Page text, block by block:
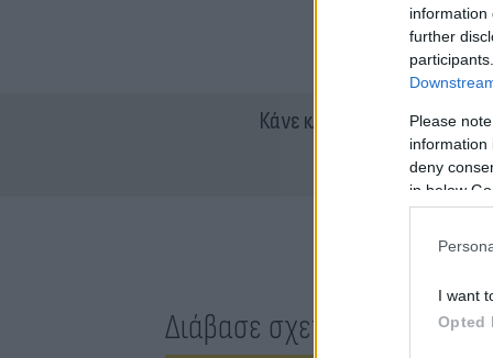
information
further
Please
information
deny
in below
I want
Opted
Κάνε κλικ και δες
Διάβασε σχετικά